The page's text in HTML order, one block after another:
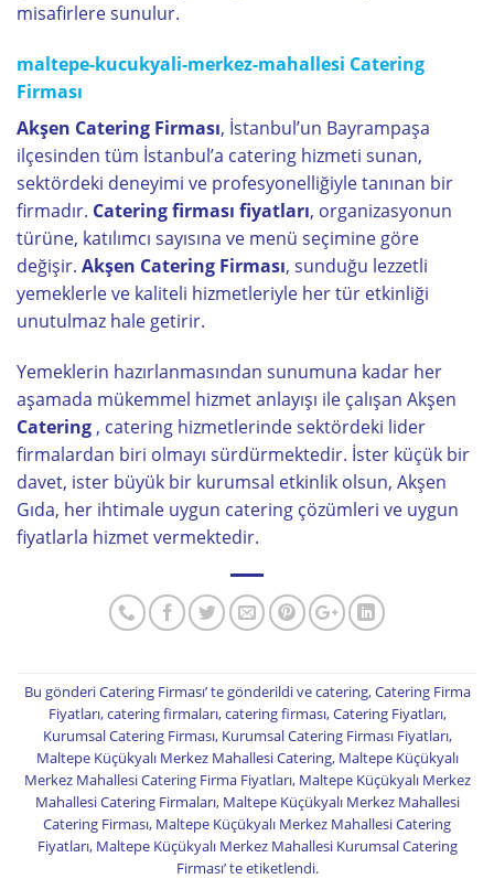
misafirlere sunulur.
maltepe-kucukyali-merkez-mahallesi Catering
Firması
Akşen Catering Firması, İstanbul’un Bayrampaşa
ilçesinden tüm İstanbul’a catering hizmeti sunan,
sektördeki deneyimi ve profesyonelliğiyle tanınan bir
firmadır. Catering firması fiyatları, organizasyonun
türüne, katılımcı sayısına ve menü seçimine göre
değişir. Akşen Catering Firması, sunduğu lezzetli
yemeklerle ve kaliteli hizmetleriyle her tür etkinliği
unutulmaz hale getirir.
Yemeklerin hazırlanmasından sunumuna kadar her
aşamada mükemmel hizmet anlayışı ile çalışan Akşen
Catering , catering hizmetlerinde sektördeki lider
firmalardan biri olmayı sürdürmektedir. İster küçük bir
davet, ister büyük bir kurumsal etkinlik olsun, Akşen
Gıda, her ihtimale uygun catering çözümleri ve uygun
fiyatlarla hizmet vermektedir.
Bu gönderiCatering Firması’ te gönderildi vecatering,Catering Firma
Fiyatları,catering firmaları,catering firması,Catering Fiyatları,
Kurumsal Catering Firması, Kurumsal Catering Firması Fiyatları,
Maltepe Küçükyalı Merkez Mahallesi Catering, Maltepe Küçükyalı
Merkez Mahallesi Catering Firma Fiyatları, Maltepe Küçükyalı Merkez
Mahallesi Catering Firmaları, Maltepe Küçükyalı Merkez Mahallesi
Catering Firması, Maltepe Küçükyalı Merkez Mahallesi Catering
Fiyatları, Maltepe Küçükyalı Merkez Mahallesi Kurumsal Catering
Firması’ te etiketlendi.